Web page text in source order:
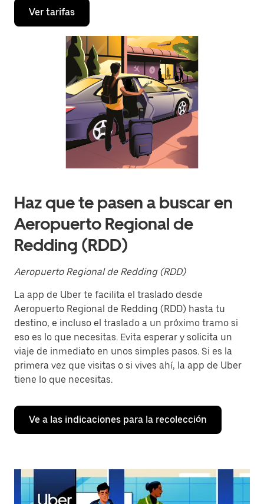
Presiona
flecha
cerrar
el
calendario.
Ver tarifas
Haz que te pasen a buscar en
Aeropuerto Regional de
Redding (RDD)
Aeropuerto Regional de Redding (RDD)
La app de Uber te facilita el traslado desde
Aeropuerto Regional de Redding (RDD) hasta tu
destino, e incluso el traslado a un próximo tramo si
eso es lo que necesitas. Evita esperar y solicita un
viaje de inmediato en unos simples pasos. Si es la
primera vez que visitas o si vives ahí, la app de Uber
tiene lo que necesitas.
Ve a las indicaciones para la recolección